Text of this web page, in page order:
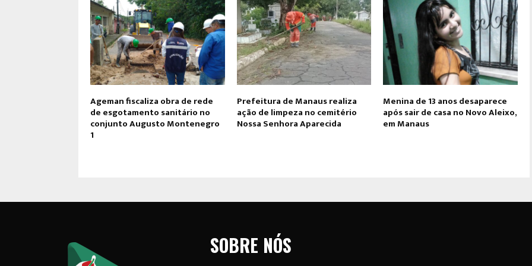
Ageman fiscaliza obra de rede
de esgotamento sanitário no
conjunto Augusto Montenegro
1
Prefeitura de Manaus realiza
ação de limpeza no cemitério
Nossa Senhora Aparecida
Menina de 13 anos desaparece
após sair de casa no Novo Aleixo,
em Manaus
SOBRE NÓS